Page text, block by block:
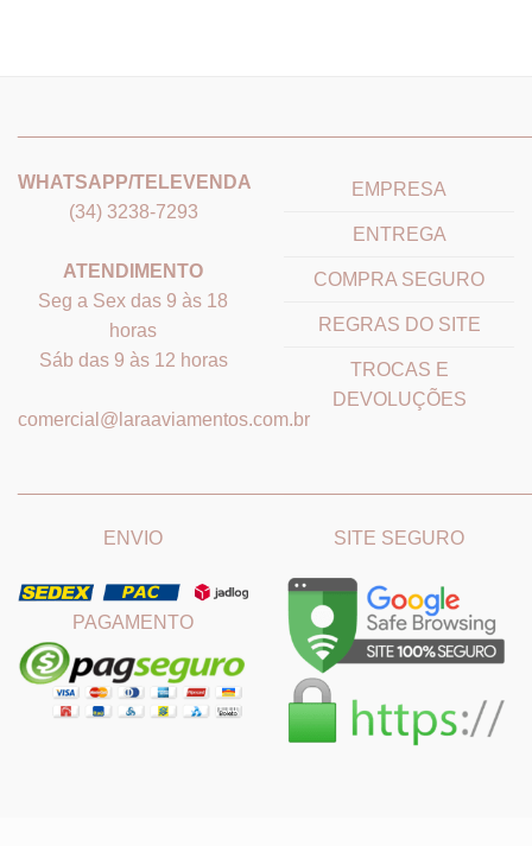
WHATSAPP/TELEVENDA
(34) 3238-7293
ATENDIMENTO
Seg a Sex das 9 às 18
horas
Sáb das 9 às 12 horas
comercial@laraaviamentos.com.br
EMPRESA
ENTREGA
COMPRA SEGURO
REGRAS DO SITE
TROCAS E
DEVOLUÇÕES
ENVIO
PAGAMENTO
SITE SEGURO